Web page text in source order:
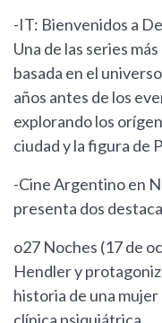
-IT: Bienvenidos a
Una de las series
basada en el
años antes de los
explorando los
ciudad y la figura de
-Cine Argentino en
presenta dos
o27 Noches (17 de
Hendler y
historia de una